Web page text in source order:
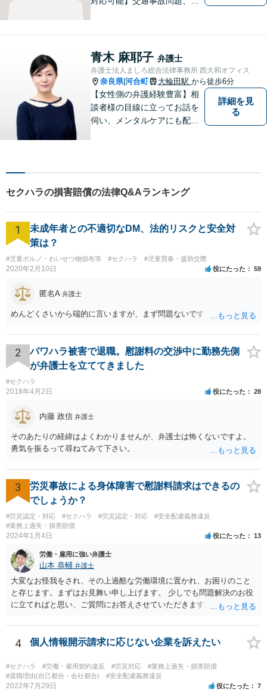
提供しています。
青木 麻耶子 弁護士
弁護士法人ましろ総合法律事務所 西大和オフィス
奈良県|河合町 大輪田駅 から徒歩6分
【女性側の弁護経験豊富】相
談者様の目線に立ってお話を
伺い、メンタルケアにも配慮
策をご提案【LINE利用可】
【平日夜間、土日祝日、応相
談】
詳細を見
る
セクハラの損害賠償の法律Q&Aランキング
1
未成年者との不適切なDM、法的リスクと安全対
策は？
#児童ポルノ・わいせつ物頒布等 #セクハラ #児童買春・援助交際
2020年2月10日 役にたった 59
匿名A 弁護士
めんどくさいから端的に言いますが、まず問題ないです
2
パワハラ被害で退職。慰謝料の交渉中に勤務先側
が弁護士を立ててきました
#セクハラ
2018年4月2日 役にたった 28
内藤 政信 弁護士
そのあたりの経緯はよくわかりませんが、弁護士は怖くないですよ。
勇気を振るって尋ねてみて下さい。
3
労災事故による身体障害で慰謝料請求はできるの
でしょうか？
#労災認定・対応 #セクハラ #労災認定・対応
#安全配慮義務違反
#業務上過失・損害賠償
2024年1月4日 役にたった 13
労働・雇用に強い弁護士
山本 恭輔 弁護士
大変なお怪我をされ、その上過酷な労働環境に置かれ、お困りのこと
と存じます。まずはお見舞い申し上げます。 少しでも問題解決のお役
に立てればと思い、ご質問にお答えさせていただきます。 ご相談者の
我に関しては労災保険からの給付や会社からの損害賠償が、過重労働
に関しては未払残業代の支払が受けられる可能性がある事案とお見受
けします。 請求が認められる可能性や採るべき手続を検討するには、
様々な事情のヒアリングや証拠資料の検討が必要になるため、今後の
方針の検討も含め、一度面談にて法律相談をされることをおすすめし
ます。
4 個人情報開示請求に応じない企業を訴えたい
#セクハラ #労働・雇用契約違反 #労災対応
#業務上過失・損害賠償
#退職理由(自己都合・会社都合)
#安全配慮義務違反
2022年7月29日 役にたった 7